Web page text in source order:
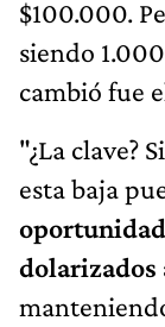
$100.000.
siendo
cambió fue
"¿La clave?
esta baja
dolarizados